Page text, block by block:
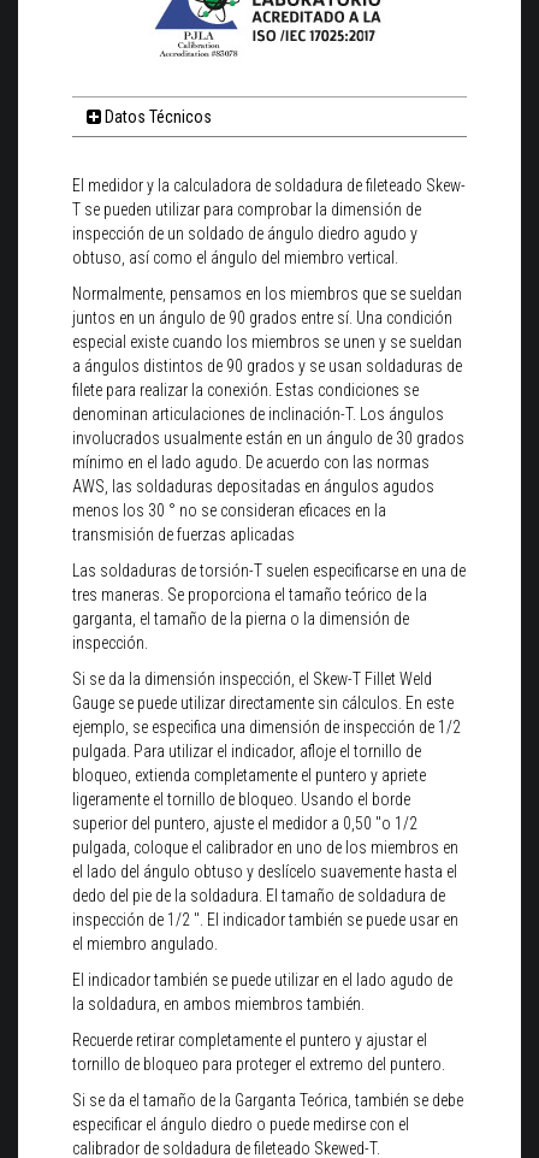
Datos Técnicos
El medidor y la calculadora de soldadura de fileteado Skew-
T se pueden utilizar para comprobar la dimensión de
inspección de un soldado de ángulo diedro agudo y
obtuso, así como el ángulo del miembro vertical.
Normalmente, pensamos en los miembros que se sueldan
juntos en un ángulo de 90 grados entre sí. Una condición
especial existe cuando los miembros se unen y se sueldan
a ángulos distintos de 90 grados y se usan soldaduras de
filete para realizar la conexión. Estas condiciones se
denominan articulaciones de inclinación-T. Los ángulos
involucrados usualmente están en un ángulo de 30 grados
mínimo en el lado agudo. De acuerdo con las normas
AWS, las soldaduras depositadas en ángulos agudos
menos los 30 ° no se consideran eficaces en la
transmisión de fuerzas aplicadas
Las soldaduras de torsión-T suelen especificarse en una de
tres maneras. Se proporciona el tamaño teórico de la
garganta, el tamaño de la pierna o la dimensión de
inspección.
Si se da la dimensión inspección, el Skew-T Fillet Weld
Gauge se puede utilizar directamente sin cálculos. En este
ejemplo, se especifica una dimensión de inspección de 1/2
pulgada. Para utilizar el indicador, afloje el tornillo de
bloqueo, extienda completamente el puntero y apriete
ligeramente el tornillo de bloqueo. Usando el borde
superior del puntero, ajuste el medidor a 0,50 "o 1/2
pulgada, coloque el calibrador en uno de los miembros en
el lado del ángulo obtuso y deslícelo suavemente hasta el
dedo del pie de la soldadura. El tamaño de soldadura de
inspección de 1/2 ". El indicador también se puede usar en
el miembro angulado.
El indicador también se puede utilizar en el lado agudo de
la soldadura, en ambos miembros también.
Recuerde retirar completamente el puntero y ajustar el
tornillo de bloqueo para proteger el extremo del puntero.
Si se da el tamaño de la Garganta Teórica, también se debe
especificar el ángulo diedro o puede medirse con el
calibrador de soldadura de fileteado Skewed-T.